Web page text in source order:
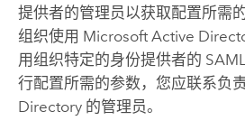
提供者的管理员以获取配置所需
组织使用 Microsoft Active
用组织特定的身份提供者的
行配置所需的参数，您应联系负
Directory 的管理员。